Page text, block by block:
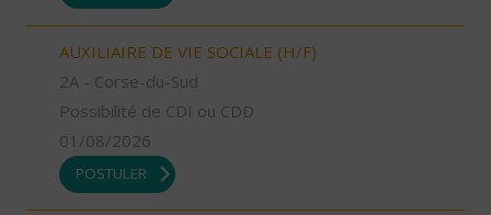
AUXILIAIRE DE VIE SOCIALE (H/F)
2A - Corse-du-Sud
Possibilité de CDI ou CDD
01/08/2026
POSTULER